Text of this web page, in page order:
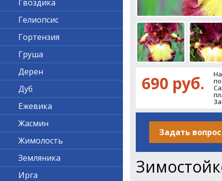
690 руб.
Задать вопрос
Гвоздика
Гелиопсис
Гортензия
Груша
Дерен
Дуб
Ежевика
Жасмин
Жимолость
Земляника
Ирга